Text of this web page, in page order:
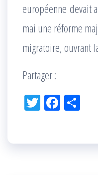
européenne devait
mai une réforme
migratoire, ouvrant
Partager :
Tw Fac
k r